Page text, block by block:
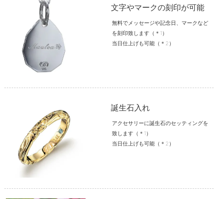
文字やマークの刻印が可能
無料でメッセージや記念日、マークなど
を刻印致します（＊1）
当日仕上げも可能（＊2）
誕生石入れ
アクセサリーに誕生石のセッティングを
致します（＊1）
当日仕上げも可能（＊2）